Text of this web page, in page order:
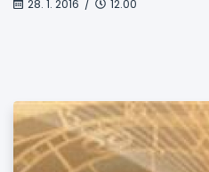
28. 1. 2016 / 12.00